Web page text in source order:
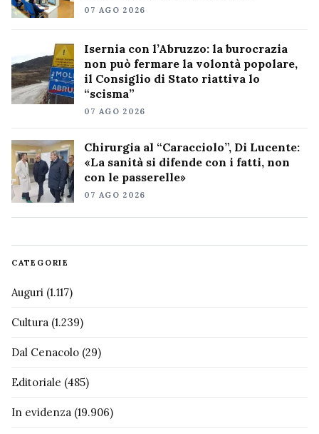
07 AGO 2026
Isernia con l’Abruzzo: la burocrazia
non può fermare la volontà popolare,
il Consiglio di Stato riattiva lo
“scisma”
07 AGO 2026
Chirurgia al “Caracciolo”, Di Lucente:
«La sanità si difende con i fatti, non
con le passerelle»
07 AGO 2026
CATEGORIE
Auguri (1.117)
Cultura (1.239)
Dal Cenacolo (29)
Editoriale (485)
In evidenza (19.906)